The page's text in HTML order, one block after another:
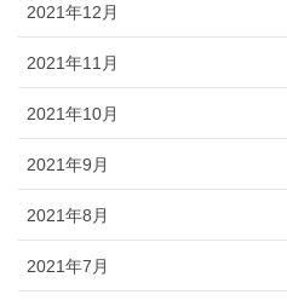
2021年12月
2021年11月
2021年10月
2021年9月
2021年8月
2021年7月